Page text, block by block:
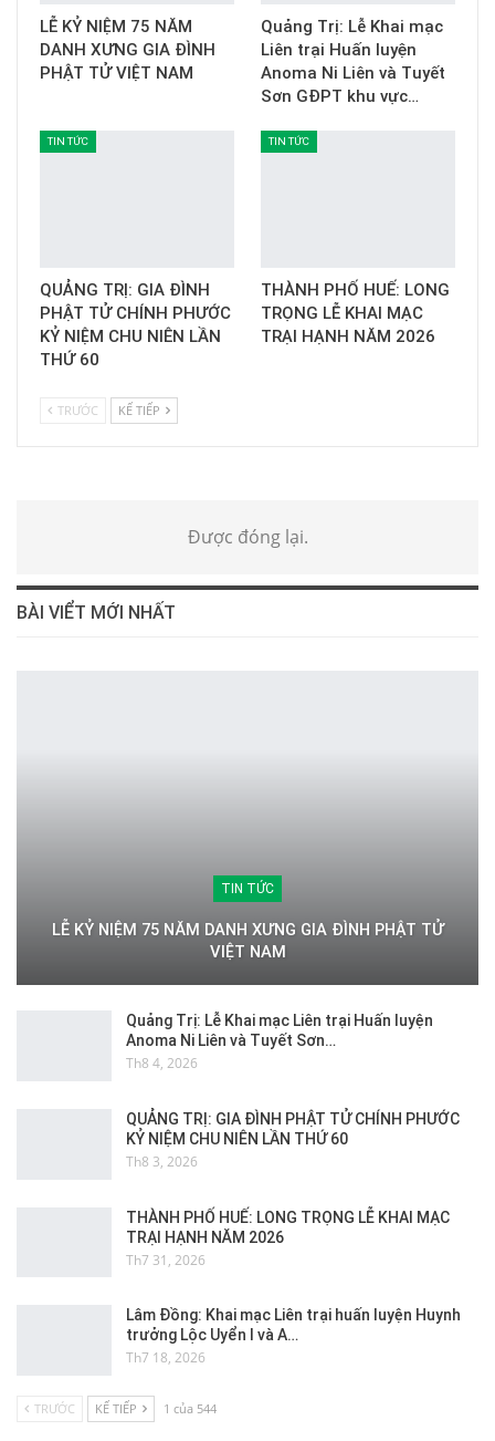
LỄ KỶ NIỆM 75 NĂM
DANH XƯNG GIA ĐÌNH
PHẬT TỬ VIỆT NAM
Quảng Trị: Lễ Khai mạc
Liên trại Huấn luyện
Anoma Ni Liên và Tuyết
Sơn GĐPT khu vực…
TIN TỨC
QUẢNG TRỊ: GIA ĐÌNH
PHẬT TỬ CHÍNH PHƯỚC
KỶ NIỆM CHU NIÊN LẦN
THỨ 60
TIN TỨC
THÀNH PHỐ HUẾ: LONG
TRỌNG LỄ KHAI MẠC
TRẠI HẠNH NĂM 2026
TRƯỚC KẾ TIẾP
Được đóng lại.
BÀI VIỂT MỚI NHẤT
TIN TỨC
LỄ KỶ NIỆM 75 NĂM DANH XƯNG GIA ĐÌNH PHẬT TỬ
VIỆT NAM
Quảng Trị: Lễ Khai mạc Liên trại Huấn luyện
Anoma Ni Liên và Tuyết Sơn…
Th8 4, 2026
QUẢNG TRỊ: GIA ĐÌNH PHẬT TỬ CHÍNH PHƯỚC
KỶ NIỆM CHU NIÊN LẦN THỨ 60
Th8 3, 2026
THÀNH PHỐ HUẾ: LONG TRỌNG LỄ KHAI MẠC
TRẠI HẠNH NĂM 2026
Th7 31, 2026
Lâm Đồng: Khai mạc Liên trại huấn luyện Huynh
trưởng Lộc Uyển I và A…
Th7 18, 2026
TRƯỚC KẾ TIẾP 1 của 544